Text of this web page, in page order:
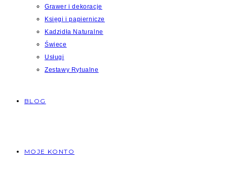
Grawer i dekoracje
Księgi i papiernicze
Kadzidła Naturalne
Świece
Usługi
Zestawy Rytualne
BLOG
MOJE KONTO